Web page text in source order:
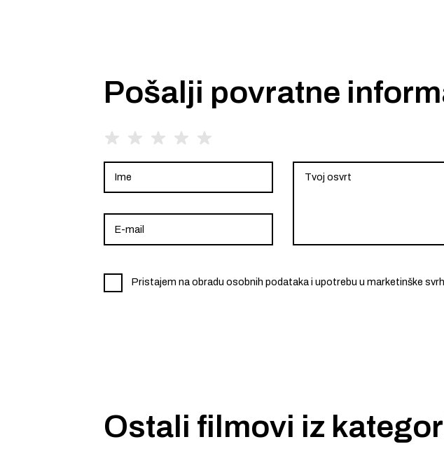
Pošalji povratne
Pristajem na obradu osobnih podataka i upotrebu u marketinške
Ostali filmovi iz